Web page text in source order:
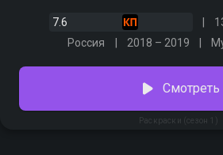
7.6
Россия
2018 – 2019
Раскраски (сезон 1)
Смотреть